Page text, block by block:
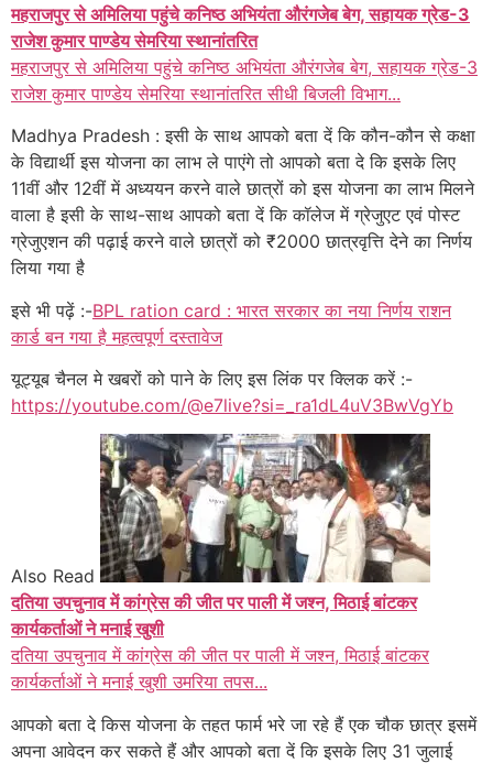
महराजपुर से अमिलिया पहुंचे कनिष्ठ अभियंता औरंगजेब बेग, सहायक ग्रेड-3
राजेश कुमार पाण्डेय सेमरिया स्थानांतरित
महराजपुर से अमिलिया पहुंचे कनिष्ठ अभियंता औरंगजेब बेग, सहायक ग्रेड-3
राजेश कुमार पाण्डेय सेमरिया स्थानांतरित सीधी बिजली विभाग...
Madhya Pradesh : इसी के साथ आपको बता दें कि कौन-कौन से कक्षा
के विद्यार्थी इस योजना का लाभ ले पाएंगे तो आपको बता दे कि इसके लिए
11वीं और 12वीं में अध्ययन करने वाले छात्रों को इस योजना का लाभ मिलने
वाला है इसी के साथ-साथ आपको बता दें कि कॉलेज में ग्रेजुएट एवं पोस्ट
ग्रेजुएशन की पढ़ाई करने वाले छात्रों को ₹2000 छात्रवृत्ति देने का निर्णय
लिया गया है
इसे भी पढ़ें :-BPL ration card : भारत सरकार का नया निर्णय राशन
कार्ड बन गया है महत्वपूर्ण दस्तावेज
यूट्यूब चैनल मे खबरों को पाने के लिए इस लिंक पर क्लिक करें :-
https://youtube.com/@e7live?si=_ra1dL4uV3BwVgYb
Also Read
दतिया उपचुनाव में कांग्रेस की जीत पर पाली में जश्न, मिठाई बांटकर
कार्यकर्ताओं ने मनाई खुशी
दतिया उपचुनाव में कांग्रेस की जीत पर पाली में जश्न, मिठाई बांटकर
कार्यकर्ताओं ने मनाई खुशी उमरिया तपस...
आपको बता दे किस योजना के तहत फार्म भरे जा रहे हैं एक चौक छात्र इसमें
अपना आवेदन कर सकते हैं और आपको बता दें कि इसके लिए 31 जुलाई